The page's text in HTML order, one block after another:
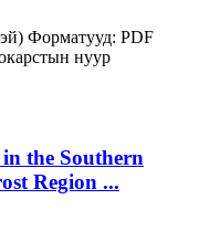
Форматууд: PDF
нуур
the Southern
Region ...